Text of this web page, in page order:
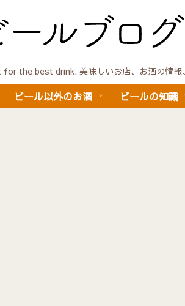
the best drink. 美味しいお店、お酒の情
ビール以外のお酒 ビールの知識